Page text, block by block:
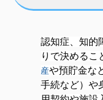
認知症、知的
りで決めるこ
産や預貯金な
手続など）や